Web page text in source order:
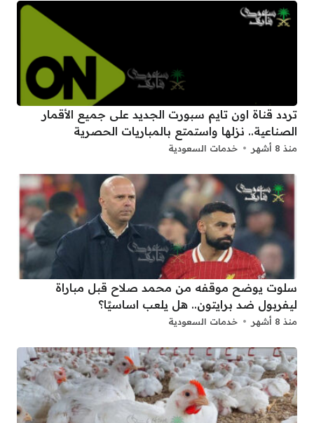
تردد قناة اون تايم سبورت الجديد على جميع الأقمار
الصناعية.. نزلها واستمتع بالمباريات الحصرية
منذ 8 أشهر خدمات السعودية
سلوت يوضح موقفه من محمد صلاح قبل مباراة
ليفربول ضد برايتون.. هل يلعب اساسيًا؟
منذ 8 أشهر خدمات السعودية